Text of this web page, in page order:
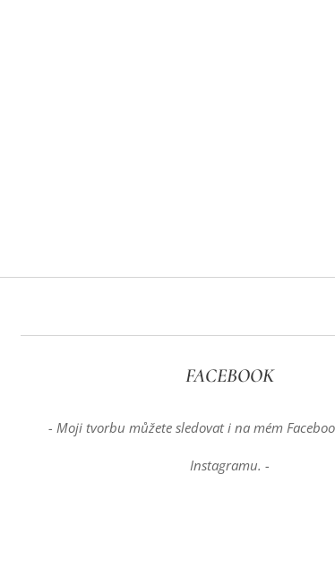
FACEBOOK
- Moji tvorbu můžete sledovat i na mém
Instagramu. -